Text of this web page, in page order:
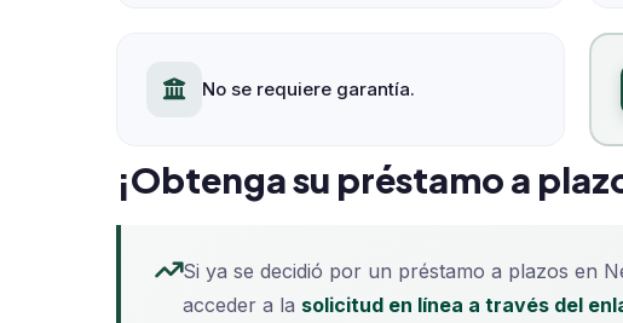
No se requiere garantía.
¡Obtenga su préstamo a
Si ya se decidió por un préstamo a plazos en
acceder a la solicitud en línea a través del